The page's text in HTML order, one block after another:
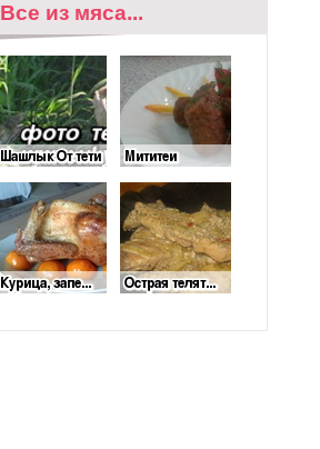
Все из мяса...